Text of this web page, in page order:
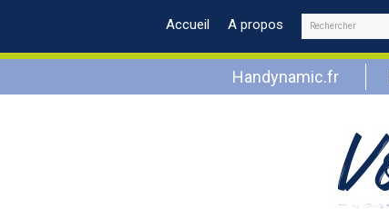
Accueil A propos Rechercher
Handynamic.fr